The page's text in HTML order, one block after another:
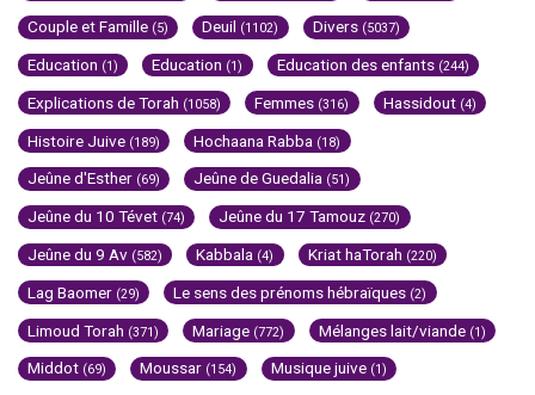
Couple et Famille (5) Deuil (1102) Divers (5037)
Education (1) Education (1) Education des enfants (244)
Explications de Torah (1058) Femmes (316) Hassidout (4)
Histoire Juive (189) Hochaana Rabba (18)
Jeûne d'Esther (69) Jeûne de Guedalia (51)
Jeûne du 10 Tévet (74) Jeûne du 17 Tamouz (270)
Jeûne du 9 Av (582) Kabbala (4) Kriat haTorah (220)
Lag Baomer (29) Le sens des prénoms hébraïques (2)
Limoud Torah (371) Mariage (772) Mélanges lait/viande (1)
Middot (69) Moussar (154) Musique juive (1)